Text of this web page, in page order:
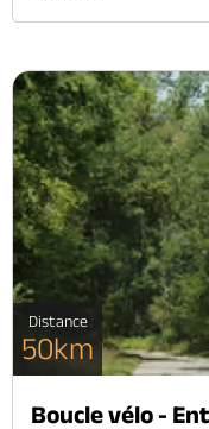
Distance
50km
Boucle vélo -